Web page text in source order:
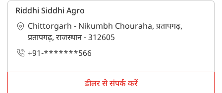
Riddhi Siddhi Agro
Chittorgarh - Nikumbh Chouraha, प्रतापगढ़,
प्रतापगढ़, राजस्थान - 312605
+91-*******566
डीलर से संपर्क करें